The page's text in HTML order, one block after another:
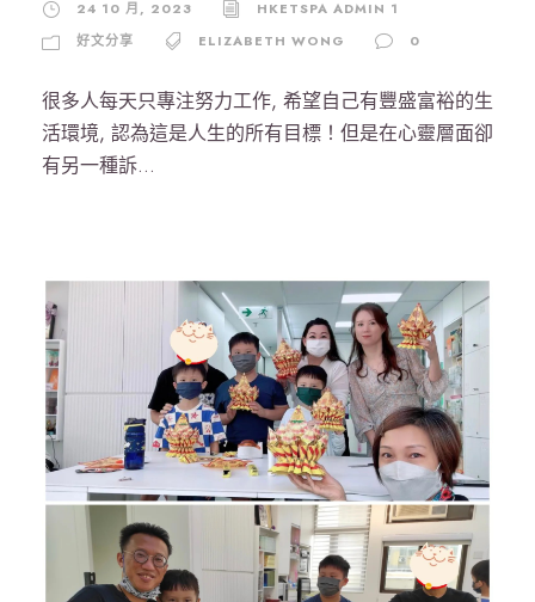
24 10 月, 2023
HKETSPA ADMIN 1
好文分享
ELIZABETH WONG 0
很多人每天只專注努力工作, 希望自己有豐盛富裕的生
活環境, 認為這是人生的所有目標！但是在心靈層面卻
有另一種訴...